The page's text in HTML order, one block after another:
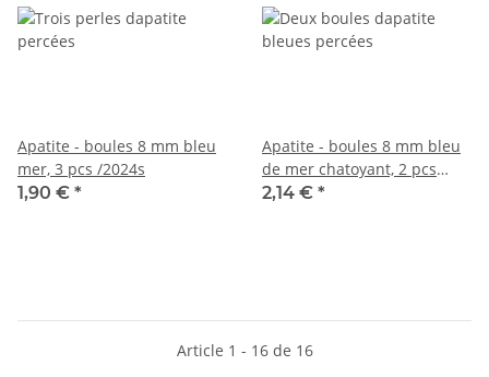
Apatite - boules 8 mm bleu
mer, 3 pcs /2024s
1,90 € *
Apatite - boules 8 mm bleu
de mer chatoyant, 2 pcs
/2262s
2,14 € *
Article 1 - 16 de 16